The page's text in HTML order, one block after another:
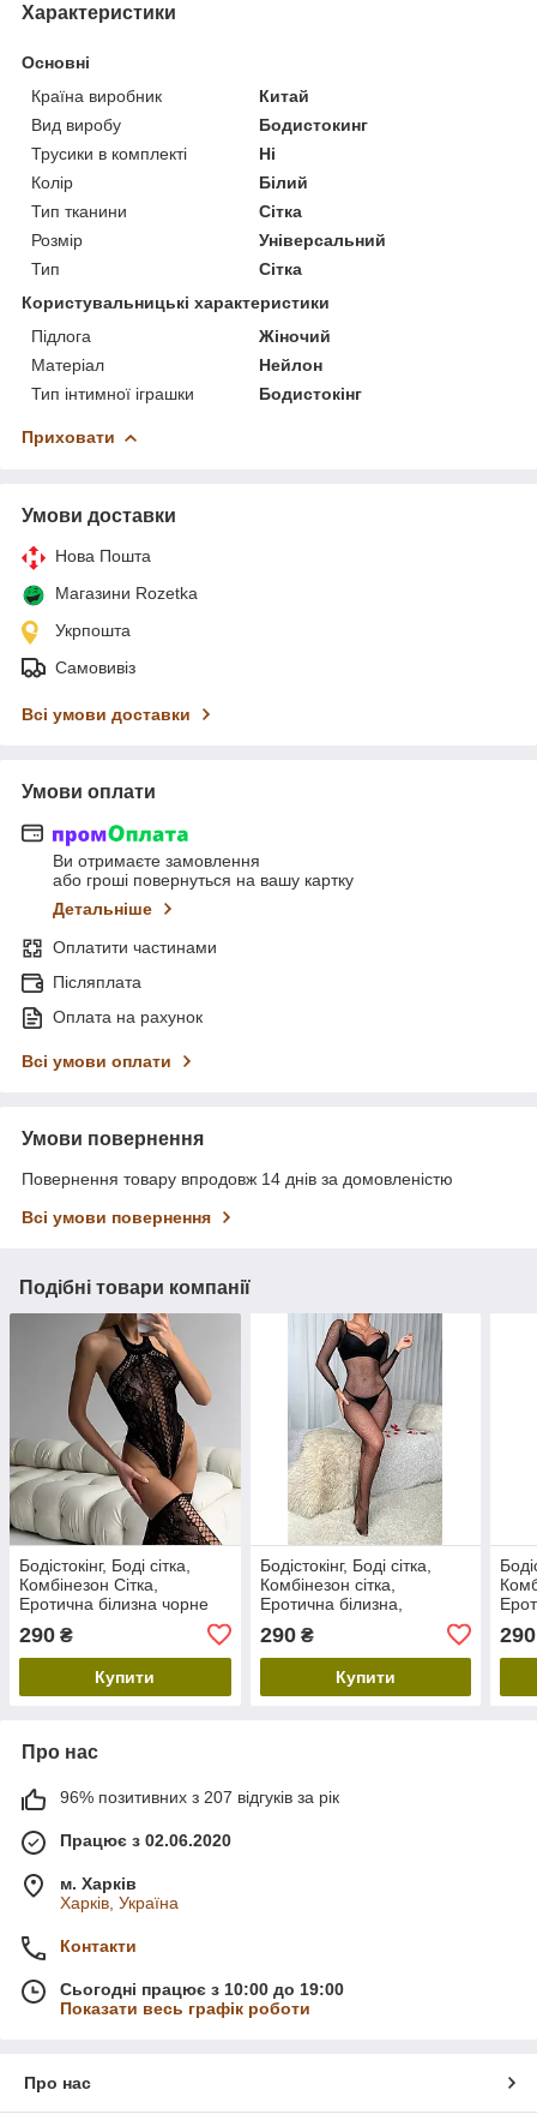
Характеристики
Основні
Країна виробник
Китай
Вид виробу
Бодистокинг
Трусики в комплекті
Ні
Колір
Білий
Тип тканини
Сітка
Розмір
Універсальний
Тип
Сітка
Користувальницькі характеристики
Підлога
Жіночий
Матеріал
Нейлон
Тип інтимної іграшки
Бодистокінг
Приховати
Умови доставки
Нова Пошта
Магазини Rozetka
Укрпошта
Самовивіз
Всі умови доставки
Умови оплати
Ви отримаєте замовлення
або гроші повернуться на вашу картку
Детальніше
Оплатити частинами
Післяплата
Оплата на рахунок
Всі умови оплати
Умови повернення
Повернення товару впродовж 14 днів за домовленістю
Всі умови повернення
Подібні товари компанії
Бодістокінг, Боді сітка,
Комбінезон Сітка,
Еротична білизна чорне
290 ₴
Купити
Бодістокінг, Боді сітка,
Комбінезон сітка,
Еротична білизна,
Сексуальний бодістокінг
чорний
290₴
Купити
290
Про нас
96% позитивних з 207 відгуків за рік
Працює з 02.06.2020
м. Харків
Харків, Україна
Контакти
Сьогодні працює з 10:00 до 19:00
Показати весь графік роботи
Про нас